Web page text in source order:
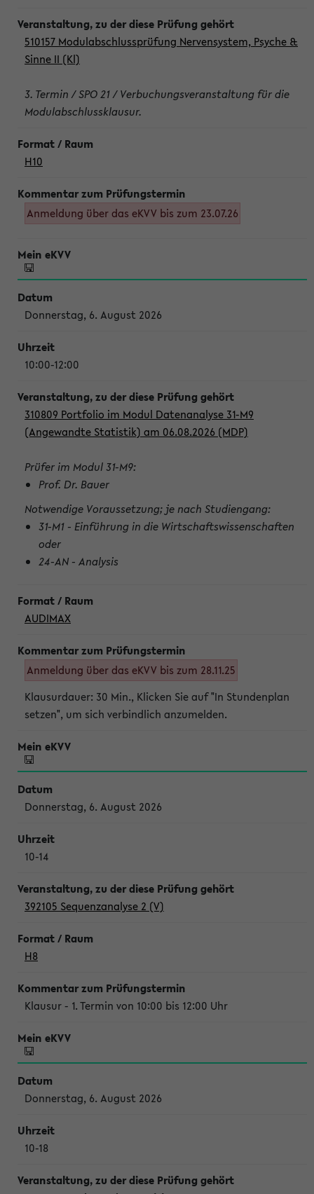
510157 Modulabschlussprüfung Nervensystem, Psyche &
Sinne II (Kl)
3. Termin / SPO 21 / Verbuchungsveranstaltung für die
Modulabschlussklausur.
H10
Anmeldung über das eKVV bis zum 23.07.26
Donnerstag, 6. August 2026
10:00-12:00
310809 Portfolio im Modul Datenanalyse 31-M9
(Angewandte Statistik) am 06.08.2026 (MDP)
Prüfer im Modul 31-M9:
Prof. Dr. Bauer
Notwendige Voraussetzung; je nach Studiengang:
31-M1 - Einführung in die Wirtschaftswissenschaften
oder
24-AN - Analysis
AUDIMAX
Anmeldung über das eKVV bis zum 28.11.25
Klausurdauer: 30 Min., Klicken Sie auf "In Stundenplan
setzen", um sich verbindlich anzumelden.
Donnerstag, 6. August 2026
10-14
392105 Sequenzanalyse 2 (V)
H8
Klausur - 1. Termin von 10:00 bis 12:00 Uhr
Donnerstag, 6. August 2026
10-18